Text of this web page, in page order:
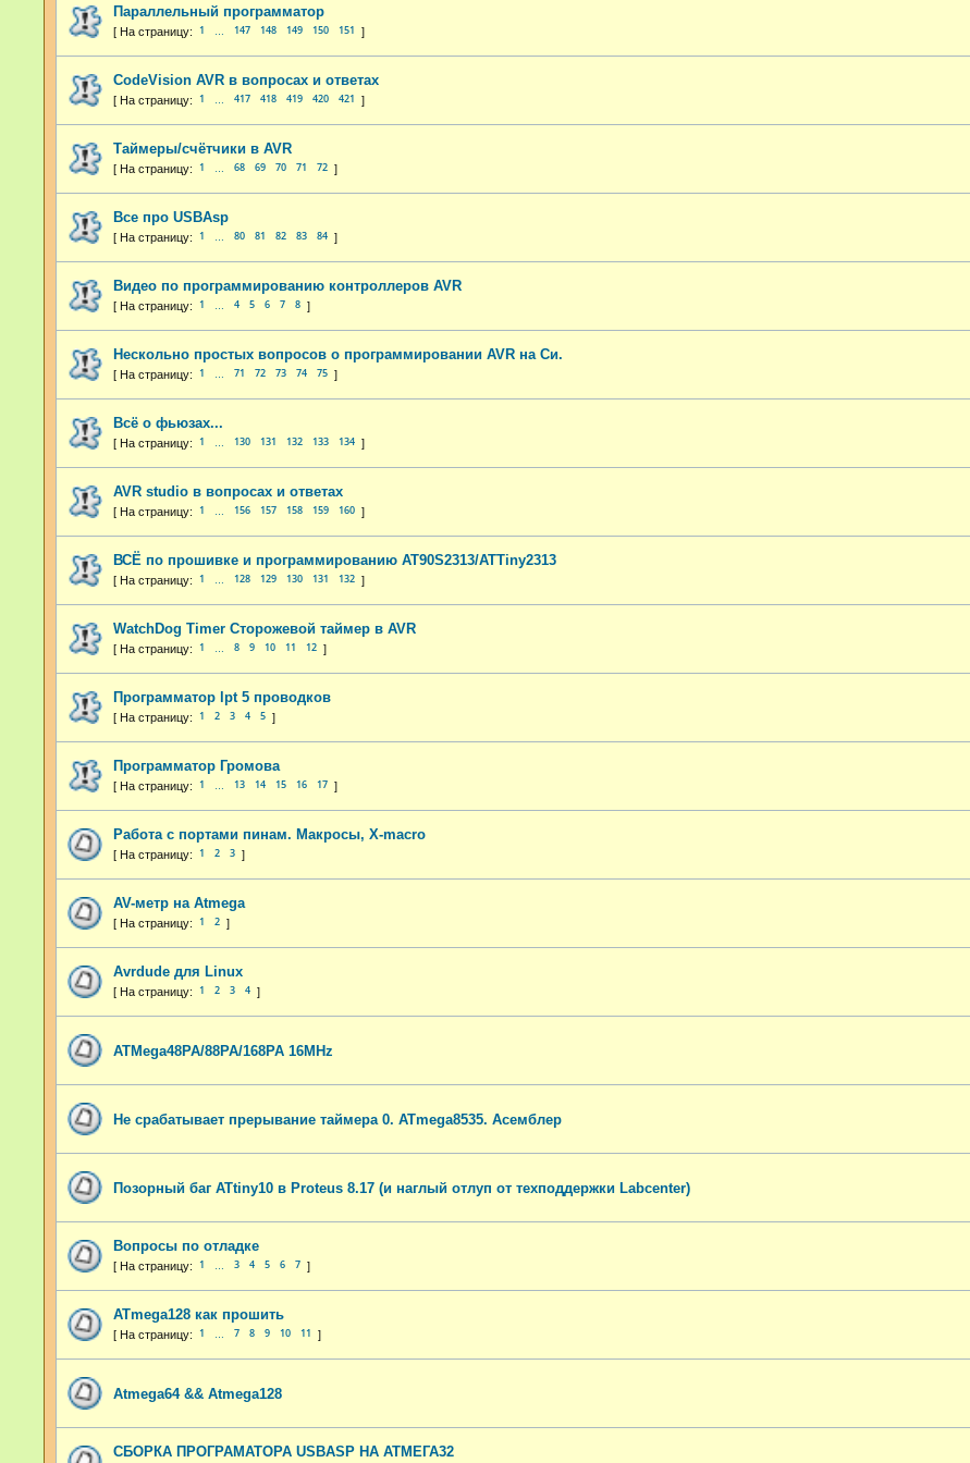
Параллельный программатор
1 147 148 149 150 151
CodeVision AVR в вопросах и ответах
1 417 418 419 420 421
Таймеры/счётчики в AVR
1 68 69 70 71 72
Все про USBAsp
1 80 81 82 83 84
Видео по программированию контроллеров AVR
1 4 5 6 7 8
Нескольно простых вопросов о программировании AVR на Си.
1 71 72 73 74 75
Всё о фьюзах...
1 130 131 132 133 134
AVR studio в вопросах и ответах
1 156 157 158 159 160
ВСЁ по прошивке и программированию AT90S2313/ATTiny2313
1 128 129 130 131 132
WatchDog Timer Сторожевой таймер в AVR
1 8 9 10 11 12
Программатор lpt 5 проводков
1 2 3 4 5
Программатор Громова
1 13 14 15 16 17
Работа с портами пинам. Макросы, X-macro
1 2 3
AV-метр на Atmega
1 2
Avrdude для Linux
1 2 3 4
ATMega48PA/88PA/168PA 16MHz
Не срабатывает прерывание таймера 0. ATmega8535. Асемблер
Позорный баг ATtiny10 в Proteus 8.17 (и наглый отлуп от техподдержки Labcenter)
Вопросы по отладке
1 3 4 5 6 7
ATmega128 как прошить
1 7 8 9 10 11
Atmega64 && Atmega128
СБОРКА ПРОГРАМАТОРА USBASP НА АТМЕГА32